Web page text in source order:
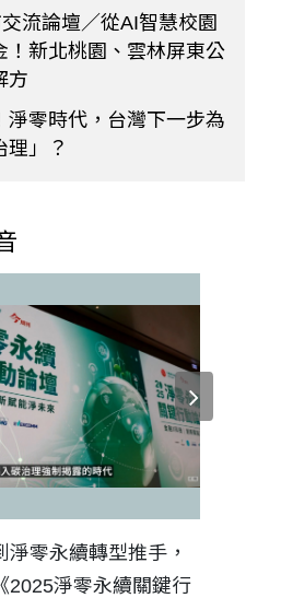
流論壇／從AI智慧校園
！新北桃園、雲林屏東公
方
淨零時代，台灣下一步為
理」？
零永續轉型推手，
2025淨零永續關鍵行